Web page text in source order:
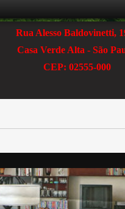
Rua Alesso Baldovinetti,
Casa Verde Alta - São
CEP: 02555-000